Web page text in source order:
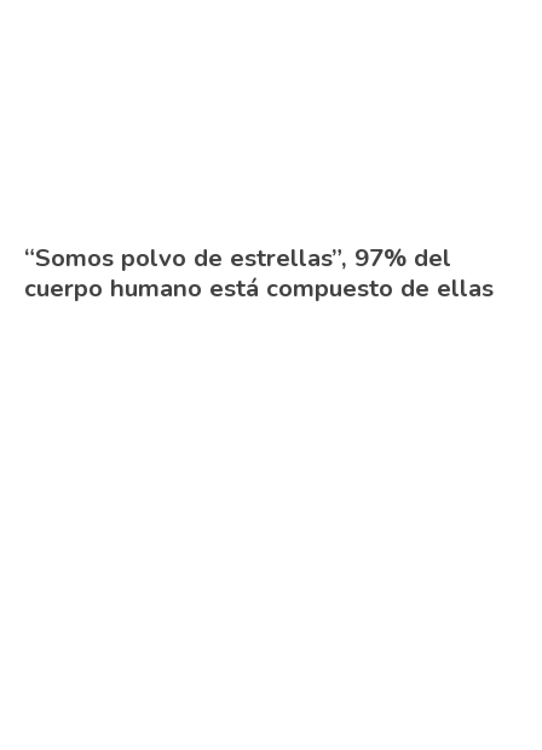
“Somos polvo de estrellas”, 97% del
cuerpo humano está compuesto de ellas